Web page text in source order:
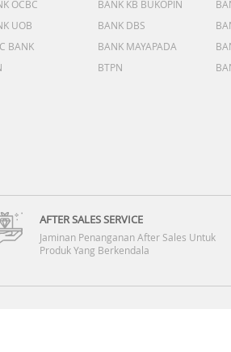
OCBC
BANK KB BUKOPIN
UOB
BANK DBS
BANK
BANK MAYAPADA
BTPN
AFTER SALES SERVICE
Jaminan Penanganan After Sales Untuk
Produk Yang Berkendala